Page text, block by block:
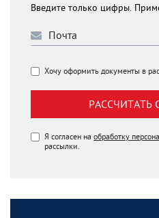
Введите только цифры.
Хочу оформить документы в
РАССЧИТАТЬ
Я согласен на обработку
рассылки.